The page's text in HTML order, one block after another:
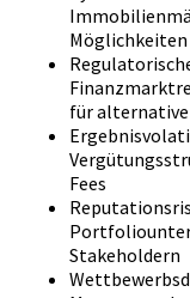
für
Fees
Stakeholdern